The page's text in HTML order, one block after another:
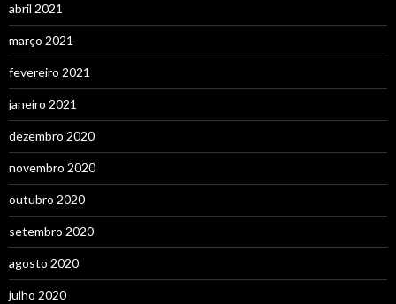
abril 2021
março 2021
fevereiro 2021
janeiro 2021
dezembro 2020
novembro 2020
outubro 2020
setembro 2020
agosto 2020
julho 2020